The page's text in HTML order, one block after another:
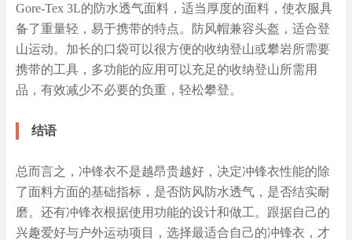
Gore-Tex 3L的防水透气面料，适当厚度的面料，使衣服具
备了重量轻，易于携带的特点。防风帽兼容头盔，适合登
山运动。加长的口袋可以很方便的收纳登山或攀岩所需要
携带的工具，多功能的应用可以充足的收纳登山所需用
品，有效减少不必要的负重，轻松攀登。
结语
总而言之，冲锋衣不是越昂贵越好，决定冲锋衣性能的除
了面料方面的基础指标，是否防风防水透气，是否结实耐
磨。还有冲锋衣根据使用功能的设计和做工。跟据自己的
兴趣爱好与户外运动项目，选择最适合自己的冲锋衣，才